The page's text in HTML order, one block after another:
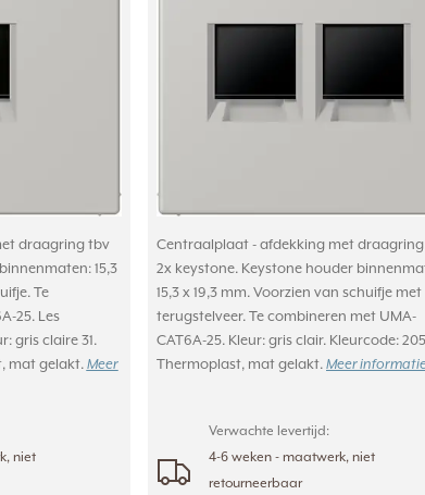
draagring tbv
15,3
Te
25. Les
gris claire 31.
mat gelakt. Meer
niet
Centraalplaat - afdekking met
2x keystone. Keystone houder
15,3 x 19,3 mm. Voorzien van schuifje met
terugstelveer. Te combineren met UMA-
CAT6A-25. Kleur: gris clair. Kleurcode:
Thermoplast, mat gelakt. Meer
Verwachte levertijd:
4-6 weken - maatwerk, niet
retourneerbaar